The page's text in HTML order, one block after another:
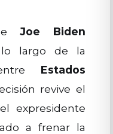
deJoe Biden
largo de la
Estados
revive el
expresidente
a frenar la